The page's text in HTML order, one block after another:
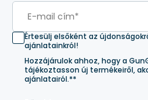
Értesülj elsőként az
ajánlatainkról!
Hozzájárulok ahhoz, hogy a
tájékoztasson új termékeiről,
ajánlatairól.**